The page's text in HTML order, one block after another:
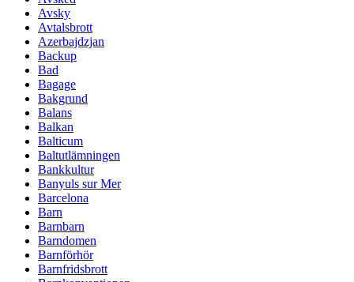
Avsky
Avtalsbrott
Azerbajdzjan
Backup
Bad
Bagage
Bakgrund
Balans
Balkan
Balticum
Baltutlämningen
Bankkultur
Banyuls sur Mer
Barcelona
Barn
Barnbarn
Barndomen
Barnförhör
Barnfridsbrott